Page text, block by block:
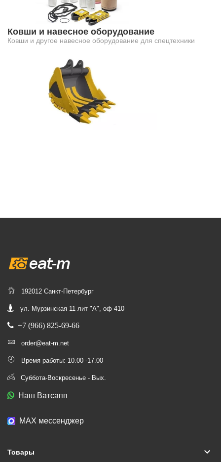
Ковши и навесное оборудование
Ковши и другое навесное оборудование для спецтехники
192012 Санкт-Петербург
ул. Мурзинская 11 лит "А", оф 410
+7 (966) 825-69-66
order@eat-m.net
Время работы: 10.00 -17.00
Суббота-Воскресенье - Вых.
Наш Ватсапп
МАХ мессенджер
Товары keyboard_arrow_down